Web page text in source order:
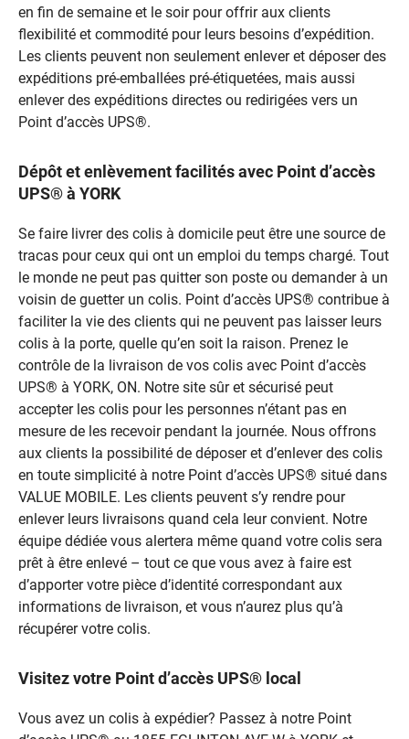
en fin de semaine et le soir pour offrir aux clients
flexibilité et commodité pour leurs besoins d’expédition.
Les clients peuvent non seulement enlever et déposer des
expéditions pré-emballées pré-étiquetées, mais aussi
enlever des expéditions directes ou redirigées vers un
Point d’accès UPS®.
Dépôt et enlèvement facilités avec Point d’accès
UPS® à YORK
Se faire livrer des colis à domicile peut être une source de
tracas pour ceux qui ont un emploi du temps chargé. Tout
le monde ne peut pas quitter son poste ou demander à un
voisin de guetter un colis. Point d’accès UPS® contribue à
faciliter la vie des clients qui ne peuvent pas laisser leurs
colis à la porte, quelle qu’en soit la raison. Prenez le
contrôle de la livraison de vos colis avec Point d’accès
UPS® à YORK, ON. Notre site sûr et sécurisé peut
accepter les colis pour les personnes n’étant pas en
mesure de les recevoir pendant la journée. Nous offrons
aux clients la possibilité de déposer et d’enlever des colis
en toute simplicité à notre Point d’accès UPS® situé dans
VALUE MOBILE. Les clients peuvent s’y rendre pour
enlever leurs livraisons quand cela leur convient. Notre
équipe dédiée vous alertera même quand votre colis sera
prêt à être enlevé – tout ce que vous avez à faire est
d’apporter votre pièce d’identité correspondant aux
informations de livraison, et vous n’aurez plus qu’à
récupérer votre colis.
Visitez votre Point d’accès UPS® local
Vous avez un colis à expédier? Passez à notre Point